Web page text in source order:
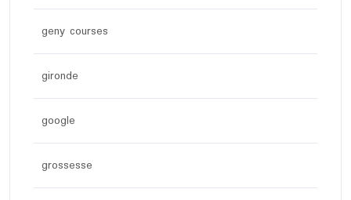
geny courses
gironde
google
grossesse